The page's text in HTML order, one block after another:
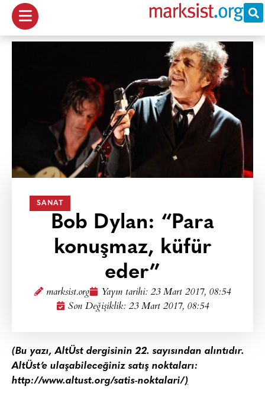
SANAT
Bob Dylan: “Para
konuşmaz, küfür
eder”
marksist.org Yayın tarihi: 23 Mart 2017, 08:54
Son Değişiklik: 23 Mart 2017, 08:54
(Bu yazı, AltÜst dergisinin 22. sayısından alıntıdır.
AltÜst’e ulaşabileceğiniz satış noktaları:
http://www.altust.org/satis-noktalari/)